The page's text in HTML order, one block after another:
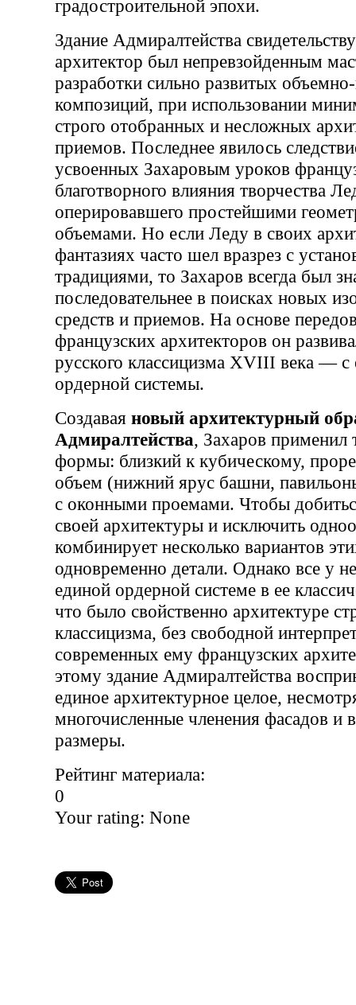
градостроительной эпохи.
Здание Адмиралтейства
архитектор был непревзойденным
разработки сильно развитых
композиций, при использовании
строго отобранных и несложных
приемов. Последнее явилось
усвоенных Захаровым уроков
благотворного влияния творчества
оперировавшего простейшими
объемами. Но если Леду в своих
фантазиях часто шел вразрез с
традициями, то Захаров всегда был
последовательнее в поисках новых
средств и приемов. На основе
французских архитекторов он
русского классицизма XVIII века — с
ордерной системы.
Создавая новый архитектурный
Адмиралтейства, Захаров применил
формы: близкий к кубическому,
объем (нижний ярус башни,
с оконными проемами. Чтобы
своей архитектуры и исключить
комбинирует несколько вариантов
одновременно детали. Однако все у
единой ордерной системе в ее
что было свойственно архитектуре
классицизма, без свободной
современных ему французских
этому здание Адмиралтейства
единое архитектурное целое,
многочисленные членения фасадов и
размеры.
Рейтинг материала:
0
Your rating: None